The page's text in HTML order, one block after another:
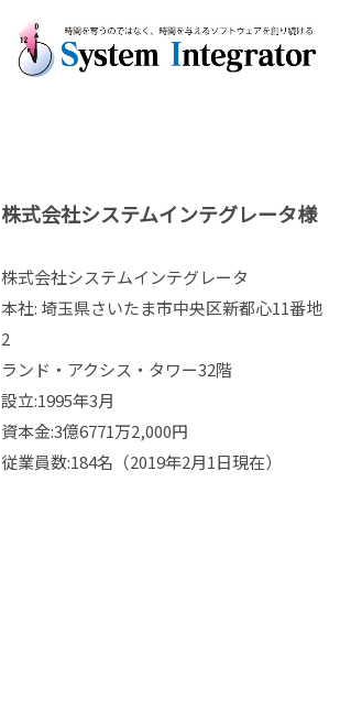
株式会社システムインテグレータ様
株式会社システムインテグレータ
本社: 埼玉県さいたま市中央区新都心11番地
2
ランド・アクシス・タワー32階
設立:1995年3月
資本金:3億6771万2,000円
従業員数:184名（2019年2月1日現在）